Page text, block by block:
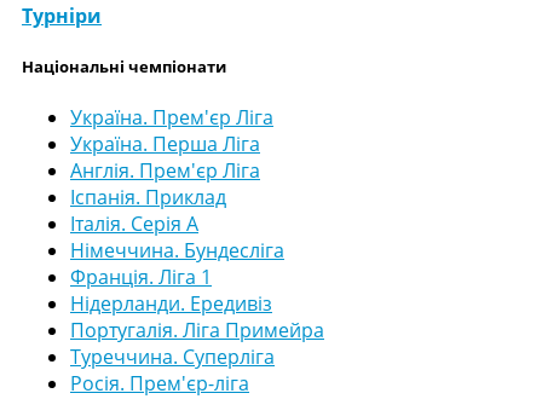
Турніри
Національні чемпіонати
Україна. Прем'єр Ліга
Україна. Перша Ліга
Англія. Прем'єр Ліга
Іспанія. Приклад
Італія. Серія А
Німеччина. Бундесліга
Франція. Ліга 1
Нідерланди. Ередивіз
Португалія. Ліга Примейра
Туреччина. Суперліга
Росія. Прем'єр-ліга